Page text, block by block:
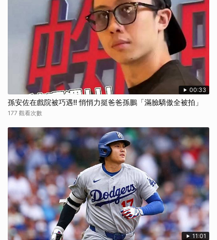
00:33
孫安佐在戲院被巧遇!! 悄悄力挺爸爸孫鵬「滿臉驕傲全被拍」
177 觀看次數
11:01